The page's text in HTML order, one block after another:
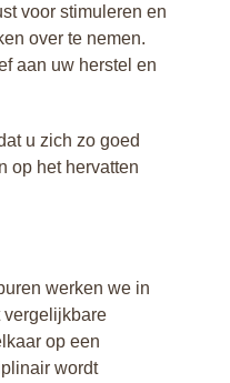
voor stimuleren en
over te nemen.
aan uw herstel en
u zich zo goed
op het hervatten
werken we in
vergelijkbare
op een
wordt